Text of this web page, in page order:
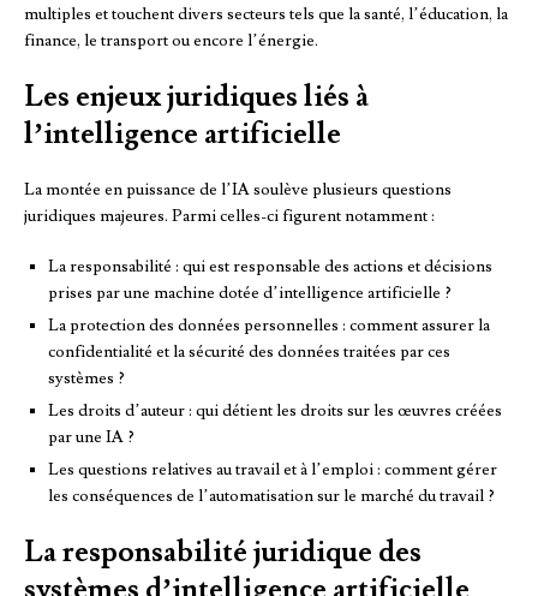
multiples et touchent divers secteurs tels que la santé, l’éducation, la
finance, le transport ou encore l’énergie.
Les enjeux juridiques liés à
l’intelligence artificielle
La montée en puissance de l’IA soulève plusieurs questions
juridiques majeures. Parmi celles-ci figurent notamment :
La responsabilité : qui est responsable des actions et décisions
prises par une machine dotée d’intelligence artificielle ?
La protection des données personnelles : comment assurer la
confidentialité et la sécurité des données traitées par ces
systèmes ?
Les droits d’auteur : qui détient les droits sur les œuvres créées
par une IA ?
Les questions relatives au travail et à l’emploi : comment gérer
les conséquences de l’automatisation sur le marché du travail ?
La responsabilité juridique des